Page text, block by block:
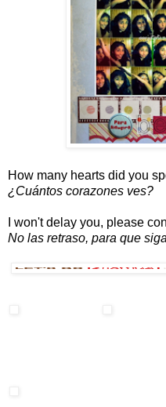
How many hearts did you
¿Cuántos corazones ves?
I won't delay you, please
No las retraso, para que